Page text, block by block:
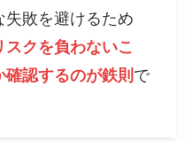
失敗を避けるため
スクを負わないこ
認するのが鉄則 で